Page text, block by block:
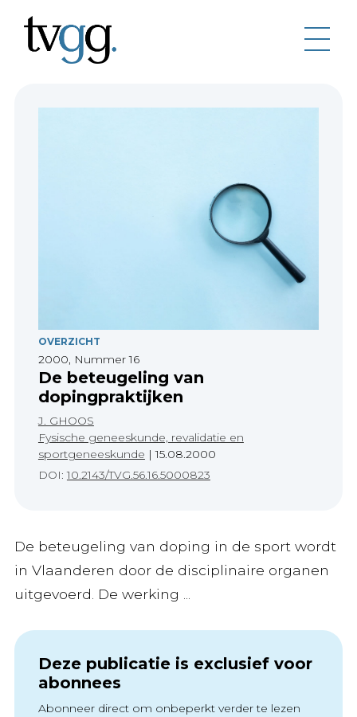
OVERZICHT
2000, Nummer 16
De beteugeling van
dopingpraktijken
J. GHOOS
Fysische geneeskunde, revalidatie en
sportgeneeskunde |15.08.2000
DOI:10.2143/TVG.56.16.5000823
De beteugeling van doping in de sport wordt
in Vlaanderen door de disciplinaire organen
uitgevoerd. De werking ...
Deze publicatie is exclusief voor
abonnees
Abonneer direct om onbeperkt verder te lezen